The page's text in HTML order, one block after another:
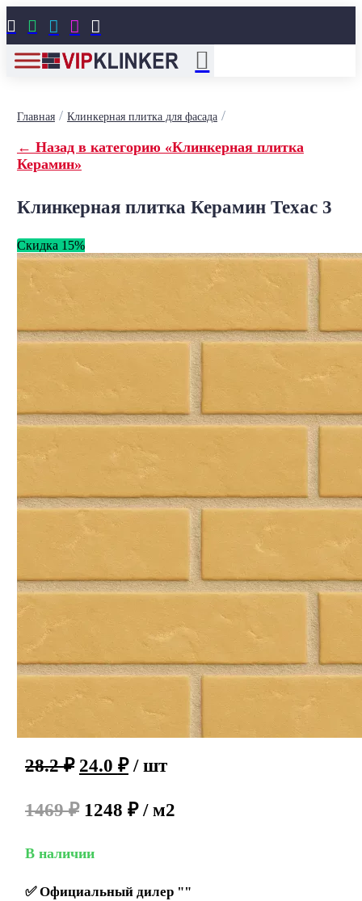
    
Главная/ Клинкерная плитка для фасада/
← Назад в категорию «Клинкерная плитка
Керамин»
Клинкерная плитка Керамин Техас 3
Скидка 15%
28.2₽ 24.0 ₽ / шт
1469 ₽1248 ₽ / м2
В наличии
✅Официальный дилер ""